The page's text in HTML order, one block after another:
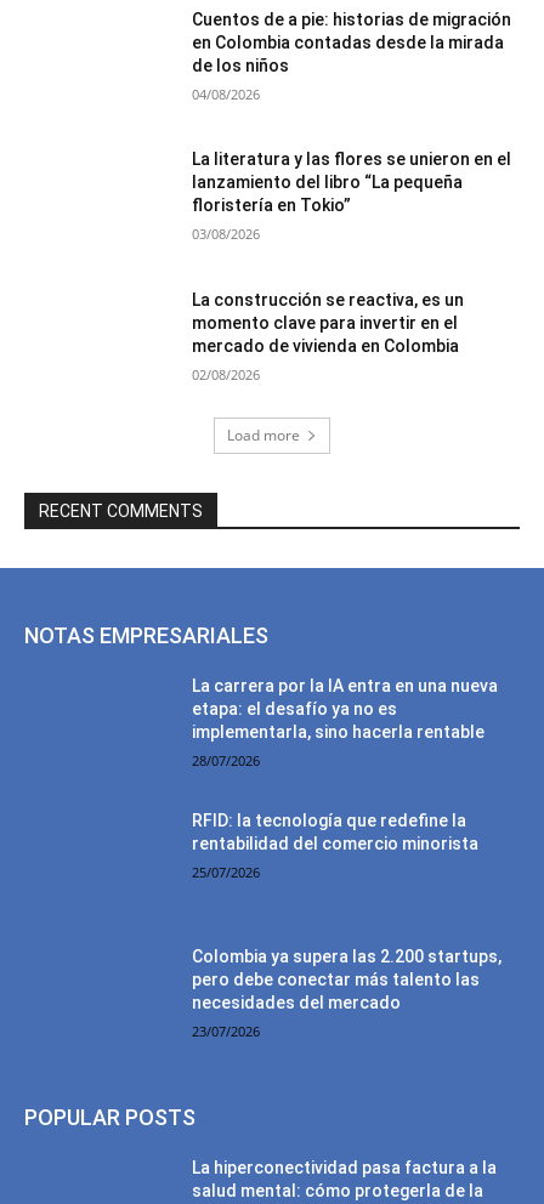
Cuentos de a pie: historias de migración
en Colombia contadas desde la mirada
de los niños
04/08/2026
La literatura y las flores se unieron en el
lanzamiento del libro “La pequeña
floristería en Tokio”
03/08/2026
La construcción se reactiva, es un
momento clave para invertir en el
mercado de vivienda en Colombia
02/08/2026
Load more
RECENT COMMENTS
NOTAS EMPRESARIALES
La carrera por la IA entra en una nueva
etapa: el desafío ya no es
implementarla, sino hacerla rentable
28/07/2026
RFID: la tecnología que redefine la
rentabilidad del comercio minorista
25/07/2026
Colombia ya supera las 2.200 startups,
pero debe conectar más talento las
necesidades del mercado
23/07/2026
POPULAR POSTS
La hiperconectividad pasa factura a la
salud mental: cómo protegerla de la